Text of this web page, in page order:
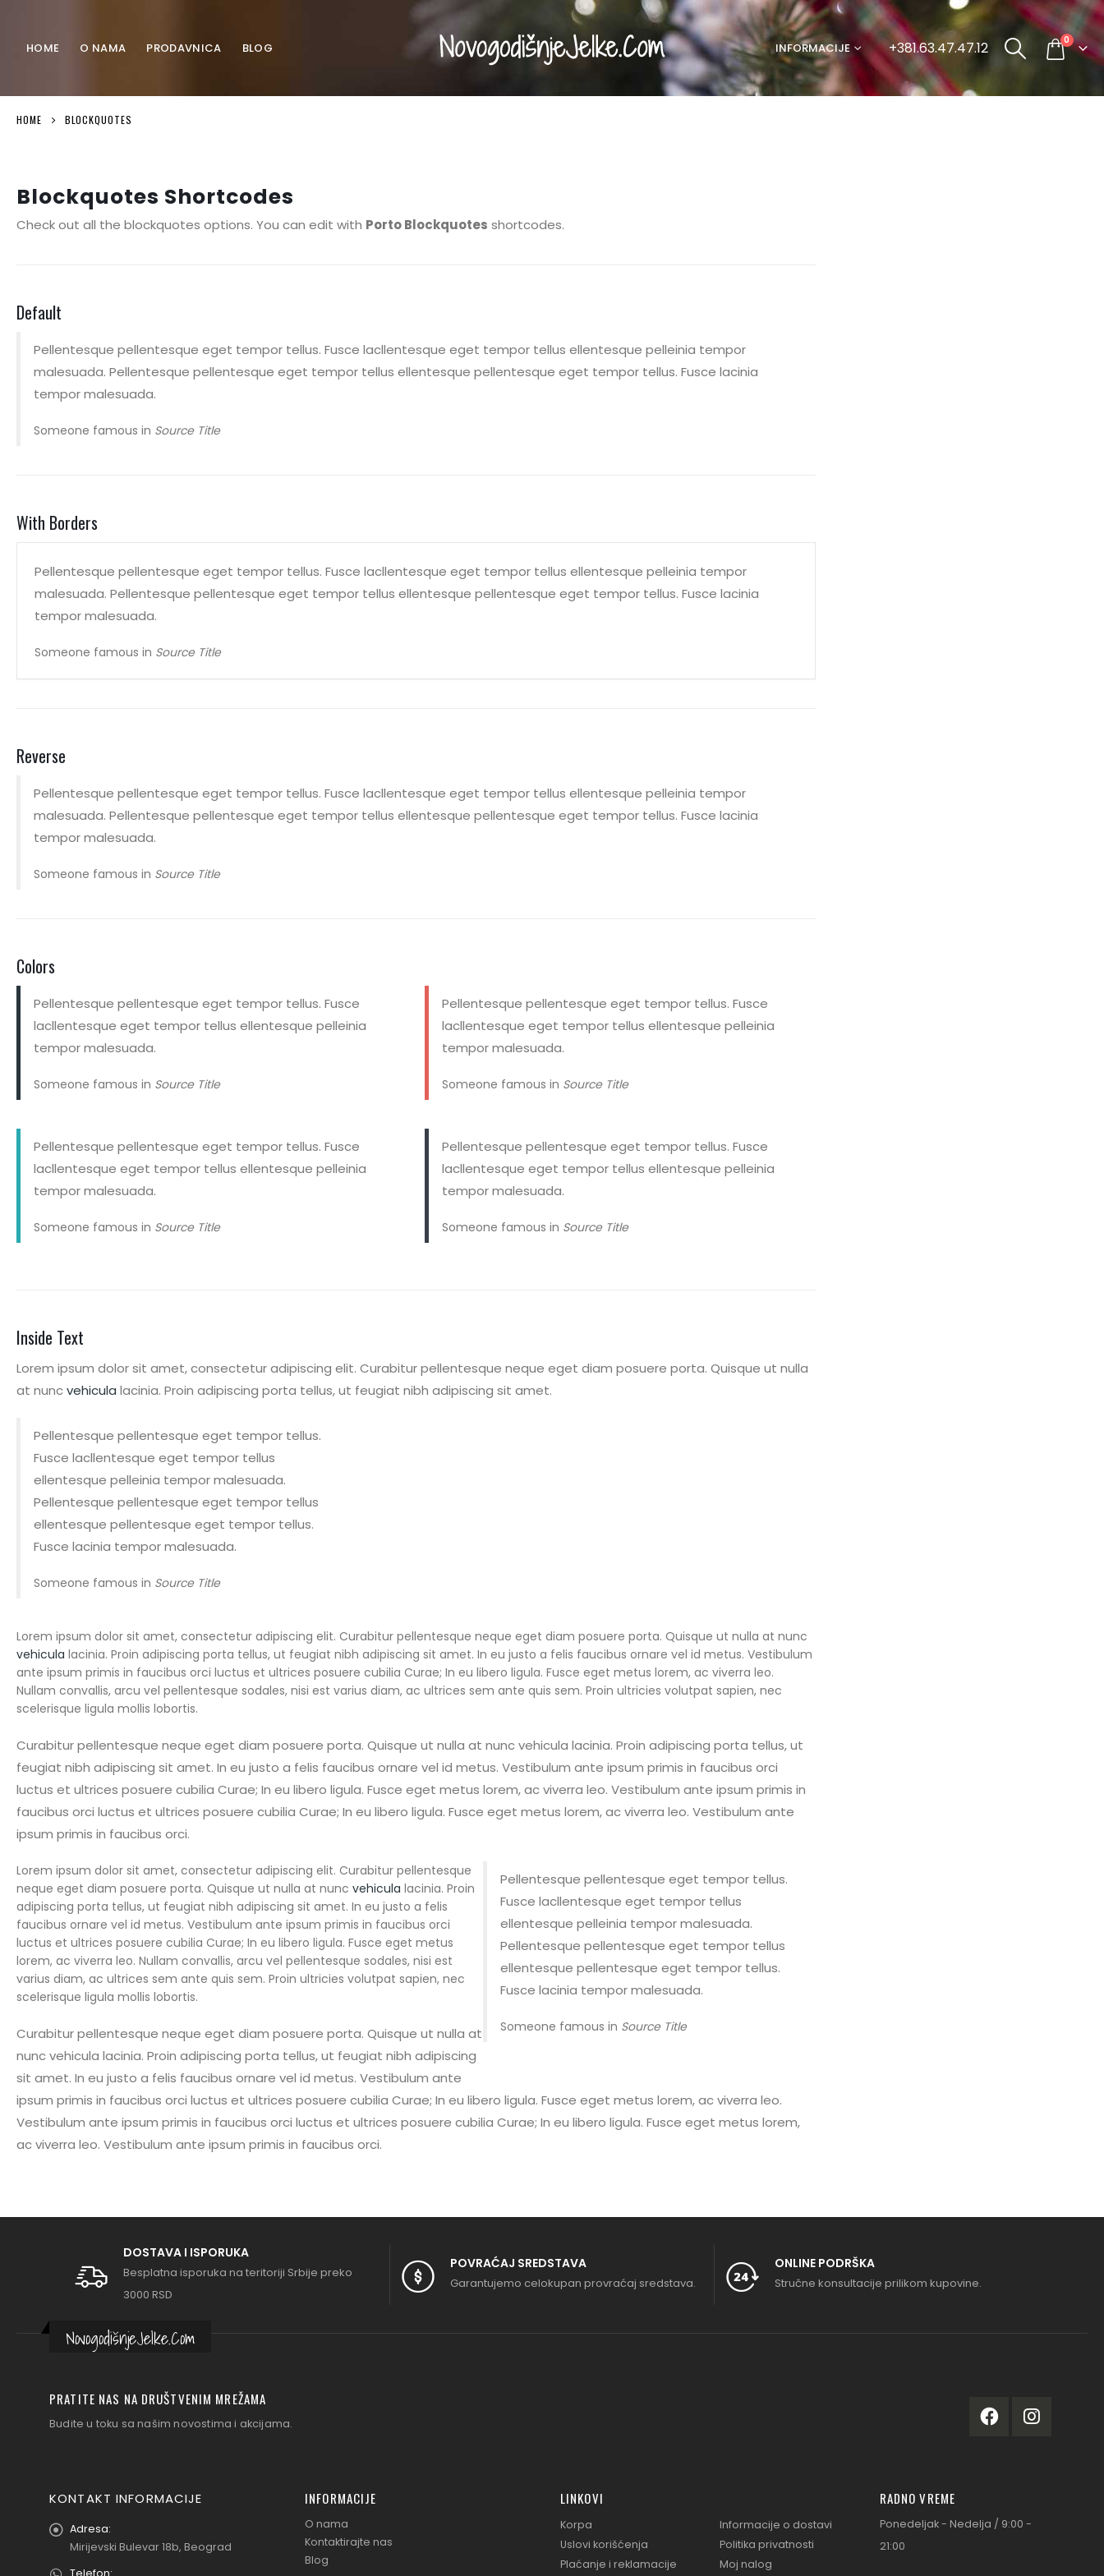
HOME O NAMA PRODAVNICA BLOG INFORMACIJE +381.63.47.47.12 0
HOME BLOCKQUOTES
Blockquotes Shortcodes
Check out all the blockquotes options. You can edit with Porto Blockquotes shortcodes.
Default
Pellentesque pellentesque eget tempor tellus. Fusce lacllentesque eget tempor tellus ellentesque pelleinia tempor
malesuada. Pellentesque pellentesque eget tempor tellus ellentesque pellentesque eget tempor tellus. Fusce lacinia
tempor malesuada.
Someone famous in Source Title
With Borders
Pellentesque pellentesque eget tempor tellus. Fusce lacllentesque eget tempor tellus ellentesque pelleinia tempor
malesuada. Pellentesque pellentesque eget tempor tellus ellentesque pellentesque eget tempor tellus. Fusce lacinia
tempor malesuada.
Someone famous in Source Title
Reverse
Pellentesque pellentesque eget tempor tellus. Fusce lacllentesque eget tempor tellus ellentesque pelleinia tempor
malesuada. Pellentesque pellentesque eget tempor tellus ellentesque pellentesque eget tempor tellus. Fusce lacinia
tempor malesuada.
Someone famous in Source Title
Colors
Pellentesque pellentesque eget tempor tellus. Fusce
lacllentesque eget tempor tellus ellentesque pelleinia
tempor malesuada.
Someone famous in Source Title
Pellentesque pellentesque eget tempor tellus. Fusce
lacllentesque eget tempor tellus ellentesque pelleinia
tempor malesuada.
Someone famous in Source Title
Pellentesque pellentesque eget tempor tellus. Fusce
lacllentesque eget tempor tellus ellentesque pelleinia
tempor malesuada.
Someone famous in Source Title
Pellentesque pellentesque eget tempor tellus. Fusce
lacllentesque eget tempor tellus ellentesque pelleinia
tempor malesuada.
Someone famous in Source Title
Inside Text
Lorem ipsum dolor sit amet, consectetur adipiscing elit. Curabitur pellentesque neque eget diam posuere porta. Quisque ut nulla
at nuncvehicula lacinia. Proin adipiscing porta tellus, ut feugiat nibh adipiscing sit amet.
Pellentesque pellentesque eget tempor tellus.
Fusce lacllentesque eget tempor tellus
ellentesque pelleinia tempor malesuada.
Pellentesque pellentesque eget tempor tellus
ellentesque pellentesque eget tempor tellus.
Fusce lacinia tempor malesuada.
Someone famous in Source Title
Lorem ipsum dolor sit amet, consectetur adipiscing elit. Curabitur pellentesque neque eget diam posuere porta. Quisque ut nulla at nunc
vehicula lacinia. Proin adipiscing porta tellus, ut feugiat nibh adipiscing sit amet. In eu justo a felis faucibus ornare vel id metus. Vestibulum
ante ipsum primis in faucibus orci luctus et ultrices posuere cubilia Curae; In eu libero ligula. Fusce eget metus lorem, ac viverra leo.
Nullam convallis, arcu vel pellentesque sodales, nisi est varius diam, ac ultrices sem ante quis sem. Proin ultricies volutpat sapien, nec
scelerisque ligula mollis lobortis.
Curabitur pellentesque neque eget diam posuere porta. Quisque ut nulla at nunc vehicula lacinia. Proin adipiscing porta tellus, ut
feugiat nibh adipiscing sit amet. In eu justo a felis faucibus ornare vel id metus. Vestibulum ante ipsum primis in faucibus orci
luctus et ultrices posuere cubilia Curae; In eu libero ligula. Fusce eget metus lorem, ac viverra leo. Vestibulum ante ipsum primis in
faucibus orci luctus et ultrices posuere cubilia Curae; In eu libero ligula. Fusce eget metus lorem, ac viverra leo. Vestibulum ante
ipsum primis in faucibus orci.
Pellentesque pellentesque eget tempor tellus.
Fusce lacllentesque eget tempor tellus
ellentesque pelleinia tempor malesuada.
Pellentesque pellentesque eget tempor tellus
ellentesque pellentesque eget tempor tellus.
Fusce lacinia tempor malesuada.
Someone famous in Source Title
Lorem ipsum dolor sit amet, consectetur adipiscing elit. Curabitur pellentesque
neque eget diam posuere porta. Quisque ut nulla at nunc vehicula lacinia. Proin
adipiscing porta tellus, ut feugiat nibh adipiscing sit amet. In eu justo a felis
faucibus ornare vel id metus. Vestibulum ante ipsum primis in faucibus orci
luctus et ultrices posuere cubilia Curae; In eu libero ligula. Fusce eget metus
lorem, ac viverra leo. Nullam convallis, arcu vel pellentesque sodales, nisi est
varius diam, ac ultrices sem ante quis sem. Proin ultricies volutpat sapien, nec
scelerisque ligula mollis lobortis.
Curabitur pellentesque neque eget diam posuere porta. Quisque ut nulla at
nunc vehicula lacinia. Proin adipiscing porta tellus, ut feugiat nibh adipiscing
sit amet. In eu justo a felis faucibus ornare vel id metus. Vestibulum ante
ipsum primis in faucibus orci luctus et ultrices posuere cubilia Curae; In eu libero ligula. Fusce eget metus lorem, ac viverra leo.
Vestibulum ante ipsum primis in faucibus orci luctus et ultrices posuere cubilia Curae; In eu libero ligula. Fusce eget metus lorem,
ac viverra leo. Vestibulum ante ipsum primis in faucibus orci.
DOSTAVA I ISPORUKA
Besplatna isporuka na teritoriji Srbije preko
3000 RSD
POVRAĆAJ SREDSTAVA
Garantujemo celokupan provraćaj sredstava.
ONLINE PODRŠKA
Stručne konsultacije prilikom kupovine.
NovogodišnjeJelke.Com
PRATITE NAS NA DRUŠTVENIM MREŽAMA
Budite u toku sa našim novostima i akcijama.
KONTAKT INFORMACIJE
Adresa:
Mirijevski Bulevar 18b, Beograd
Telefon:
INFORMACIJE
O nama
Kontaktirajte nas
Blog
LINKOVI
Korpa
Uslovi korišćenja
Plaćanje i reklamacije
Informacije o dostavi
Politika privatnosti
Moj nalog
RADNO VREME
Ponedeljak - Nedelja / 9:00 -
21:00